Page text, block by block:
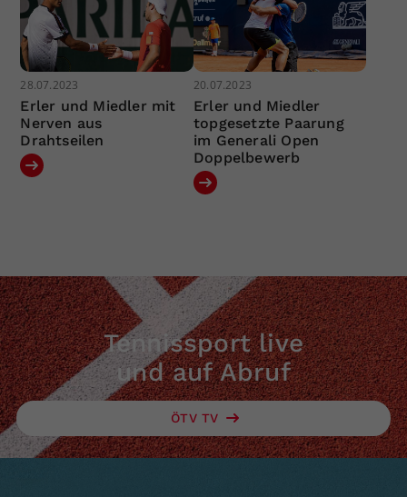
28.07.2023
Erler und Miedler mit
Nerven aus
Drahtseilen
20.07.2023
Erler und Miedler
topgesetzte Paarung
im Generali Open
Doppelbewerb
Tennissport live
und auf Abruf
ÖTV TV